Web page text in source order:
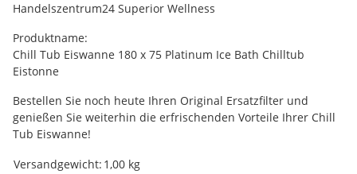
Handelszentrum24 Superior Wellness
Produktname:
Chill Tub Eiswanne 180 x 75 Platinum Ice Bath Chilltub
Eistonne
Bestellen Sie noch heute Ihren Original Ersatzfilter und
genießen Sie weiterhin die erfrischenden Vorteile Ihrer Chill
Tub Eiswanne!
Produkteigenschaft
Wert
Versandgewicht: 1,00 kg